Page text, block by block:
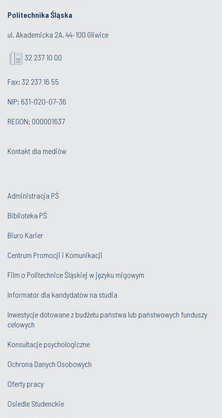
Politechnika Śląska
ul. Akademicka 2A, 44-100 Gliwice
32 237 10 00
Fax: 32 237 16 55
NIP: 631-020-07-36
REGON: 000001637
Kontakt dla mediów
Administracja PŚ
Biblioteka PŚ
Biuro Karier
Centrum Promocji i Komunikacji
Film o Politechnice Śląskiej w języku migowym
Informator dla kandydatów na studia
Inwestycje dotowane z budżetu państwa lub państwowych funduszy
celowych
Konsultacje psychologiczne
Ochrona Danych Osobowych
Oferty pracy
Osiedle Studenckie